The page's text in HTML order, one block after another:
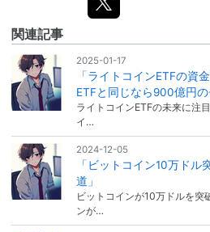
関連記事
2025-01-17
「ライトコインETFの資
ETFと同じなら900億円の
ライトコインETFの未来に注
イ…
2024-12-05
「ビットコイン10万ド
道」
ビットコインが10万ドルを突
ンが…